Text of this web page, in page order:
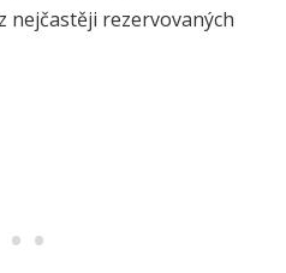
nejčastěji rezervovaných